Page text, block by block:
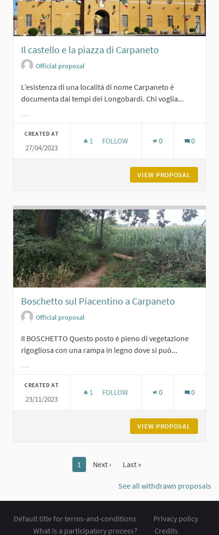
Il castello e la piazza di Carpaneto
Official proposal
L’esistenza di una località di nome Carpaneto è
documenta dai tempi dei Longobardi. Chi voglia...
CREATED AT
27/04/2023
1 1 FOLLOWER
FOLLOW 0 0
VIEW PROPOSAL
Boschetto sul Piacentino a Carpaneto
Official proposal
Il BOSCHETTO Questo posto è pieno di vegetazione
rigogliosa con una rampa in legno dove si può...
CREATED AT
23/11/2023
1 1 FOLLOWER
FOLLOW 0 0
VIEW PROPOSAL
1 Next › Last »
See all withdrawn proposals
Default title for terms-and-conditions
Privacy policy
What is a participatory process?
Credits